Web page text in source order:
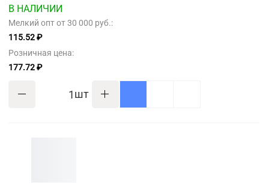
В НАЛИЧИИ
Мелкий опт от 30 000 руб.:
115.52 ₽
Розничная цена:
177.72 ₽
шт